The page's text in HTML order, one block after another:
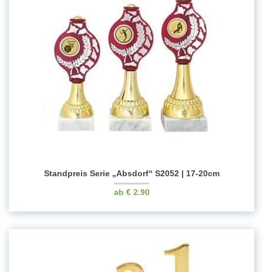
Standpreis Serie „Absdorf“ S2052 | 17-20cm
€2.90